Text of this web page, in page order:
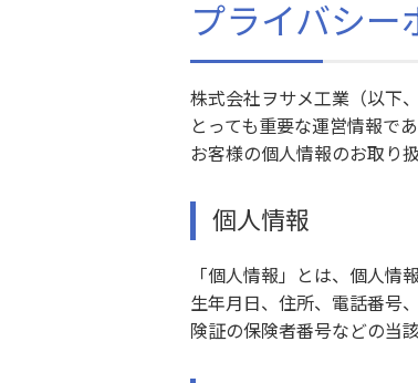
プライバシー
株式会社ヲサメ工業（以下
とっても重要な運営情報で
お客様の個人情報のお取り
個人情報
「個人情報」とは、個人情
生年月日、住所、電話番号
険証の保険者番号などの当